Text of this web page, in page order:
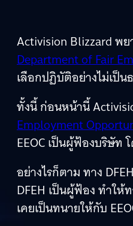
Activision Blizzard พ
Department of Fair
เลือกปฏิบัติอย่างไม่เป็น
ทั้งนี้ ก่อนหน้านี้
Employment
EEOC เป็นผู้ฟ้องบริษัท
อย่างไรก็ตาม ทาง
DFEH เป็นผู้ฟ้อง ทำใ
เคยเป็นทนายให้กับ